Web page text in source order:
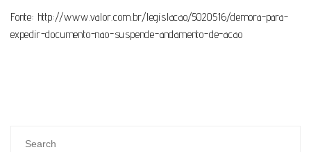
Fonte: http://www.valor.com.br/legislacao/5020516/demora-para-
expedir-documento-nao-suspende-andamento-de-acao